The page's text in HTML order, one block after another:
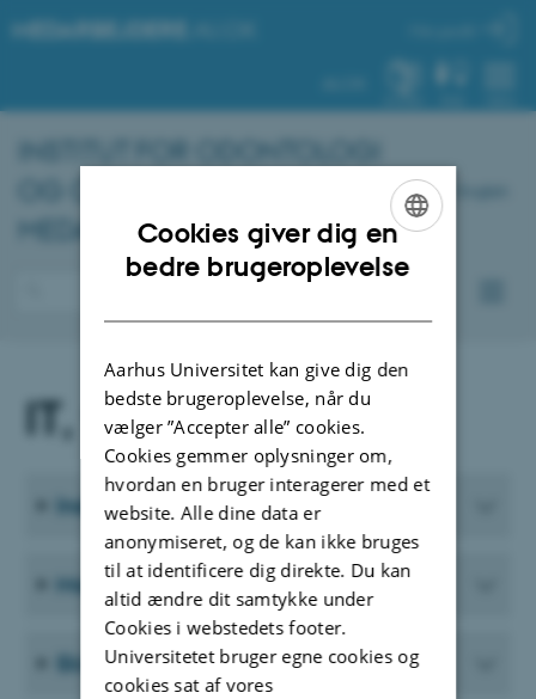
MEDARBEJDERE
MEDARBEJDERPORTAL
IT, web og telefoni
Indkøb af IT-udstyr
Mail og kalender
Skift password
ENGLISH
Cookies giver dig en
bedre brugeroplevelse
Aarhus Universitet kan give dig den
bedste brugeroplevelse, når du
vælger ”Accepter alle” cookies.
Cookies gemmer oplysninger om,
hvordan en bruger interagerer med et
website. Alle dine data er
anonymiseret, og de kan ikke bruges
til at identificere dig direkte. Du kan
altid ændre dit samtykke under
Cookies i webstedets footer.
Universitetet bruger egne cookies og
cookies sat af vores